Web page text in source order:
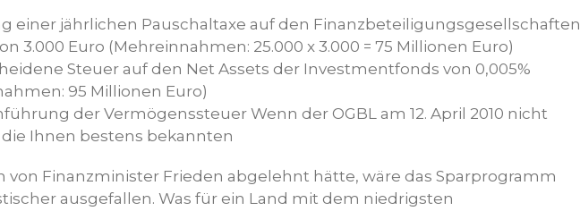
einer jährlichen Pauschaltaxe auf den Finanzbeteiligungsgesellschaften
3.000 Euro (Mehreinnahmen: 25.000 x 3.000 = 75 Millionen Euro)
Steuer auf den Net Assets der Investmentfonds von 0,005%
95 Millionen Euro)
der Vermögenssteuer Wenn der OGBL am 12. April 2010 nicht
Ihnen bestens bekannten
von Finanzminister Frieden abgelehnt hätte, wäre das Sparprogramm
ausgefallen. Was für ein Land mit dem niedrigsten